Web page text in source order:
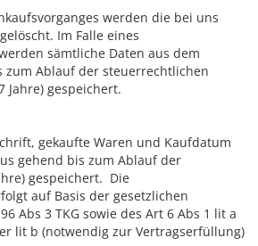
werden die bei uns
Im Falle eines
sämtliche Daten aus dem
zum Ablauf der steuerrechtlichen
Jahre) gespeichert.
gekaufte Waren und Kaufdatum
gehend bis zum Ablauf der
gespeichert. Die
auf Basis der gesetzlichen
Abs 3 TKG sowie des Art 6 Abs 1 lit a
lit b (notwendig zur Vertragserfüllung)